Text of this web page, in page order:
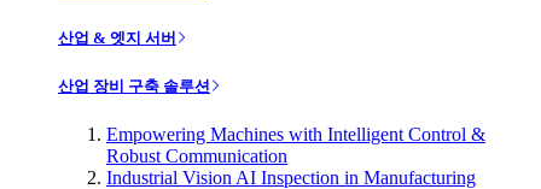
산업 & 엣지 서버
산업 장비 구축 솔루션
Empowering Machines with Intelligent Control &
Robust Communication
Industrial Vision AI Inspection in Manufacturing